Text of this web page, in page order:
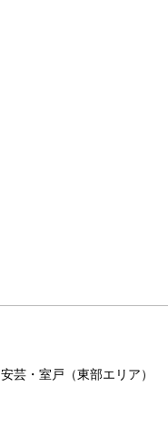
安芸・室戸（東部エリア）